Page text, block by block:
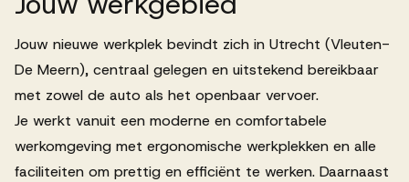
Jouw nieuwe werkplek bevindt zich in Utrecht (Vleuten-
De Meern), centraal gelegen en uitstekend bereikbaar
met zowel de auto als het openbaar vervoer.
Je werkt vanuit een moderne en comfortabele
werkomgeving met ergonomische werkplekken en alle
faciliteiten om prettig en efficiënt te werken. Daarnaast